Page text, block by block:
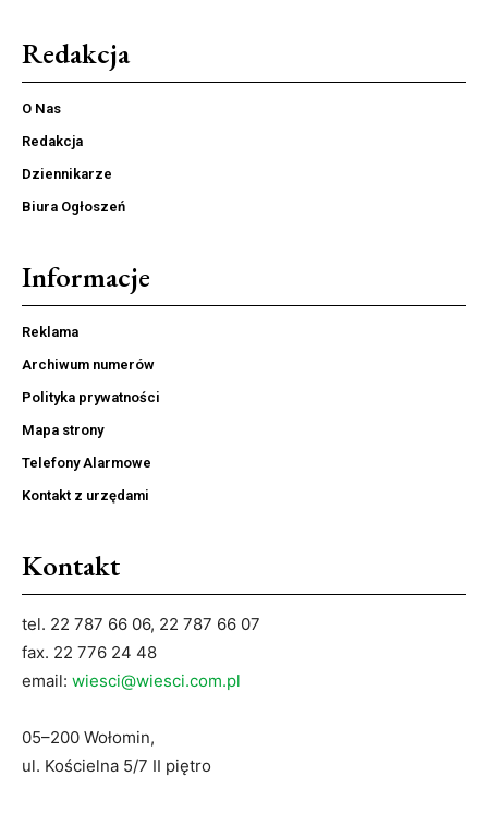
Redakcja
O Nas
Redakcja
Dziennikarze
Biura Ogłoszeń
Informacje
Reklama
Archiwum numerów
Polityka prywatności
Mapa strony
Telefony Alarmowe
Kontakt z urzędami
Kontakt
tel. 22 787 66 06, 22 787 66 07
fax. 22 776 24 48
email: wiesci@wiesci.com.pl
05–200 Wołomin,
ul. Kościelna 5/7 II piętro